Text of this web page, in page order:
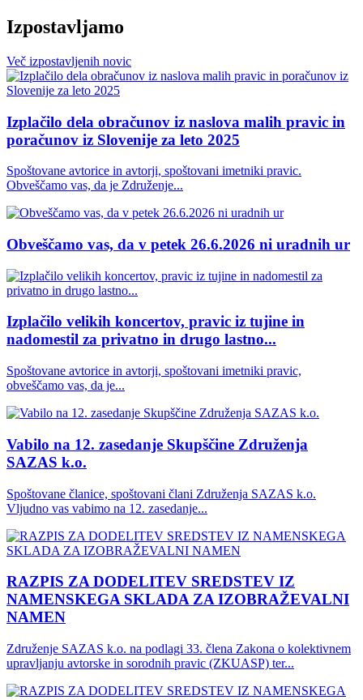
Izpostavljamo
Več izpostavljenih novic
Izplačilo dela obračunov iz naslova malih pravic in
poračunov iz Slovenije za leto 2025
Spoštovane avtorice in avtorji, spoštovani imetniki pravic.
Obveščamo vas, da je Združenje...
Obveščamo vas, da v petek 26.6.2026 ni uradnih ur
Izplačilo velikih koncertov, pravic iz tujine in
nadomestil za privatno in drugo lastno...
Spoštovane avtorice in avtorji, spoštovani imetniki pravic,
obveščamo vas, da je...
Vabilo na 12. zasedanje Skupščine Združenja
SAZAS k.o.
Spoštovane članice, spoštovani člani Združenja SAZAS k.o.
Vljudno vas vabimo na 12. zasedanje...
RAZPIS ZA DODELITEV SREDSTEV IZ
NAMENSKEGA SKLADA ZA IZOBRAŽEVALNI
NAMEN
Združenje SAZAS k.o. na podlagi 33. člena Zakona o kolektivnem
upravljanju avtorske in sorodnih pravic (ZKUASP) ter...